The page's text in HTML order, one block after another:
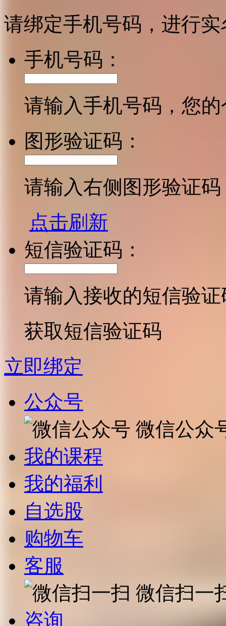
请绑定手机号码，进行
手机号码：
请输入手机号码，您
图形验证码：
请输入右侧图形验证码
点击刷新
短信验证码：
请输入接收的短信验证
获取短信验证码
立即绑定
公众号
微信公众
我的课程
我的福利
自选股
购物车
客服
微信扫一
咨询